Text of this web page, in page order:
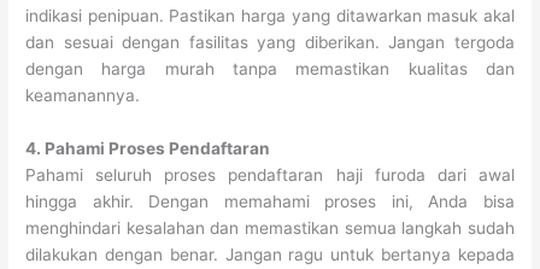
indikasi penipuan. Pastikan harga yang ditawarkan masuk akal
dan sesuai dengan fasilitas yang diberikan. Jangan tergoda
dengan harga murah tanpa memastikan kualitas dan
keamanannya.
4. Pahami Proses Pendaftaran
Pahami seluruh proses pendaftaran haji furoda dari awal
hingga akhir. Dengan memahami proses ini, Anda bisa
menghindari kesalahan dan memastikan semua langkah sudah
dilakukan dengan benar. Jangan ragu untuk bertanya kepada